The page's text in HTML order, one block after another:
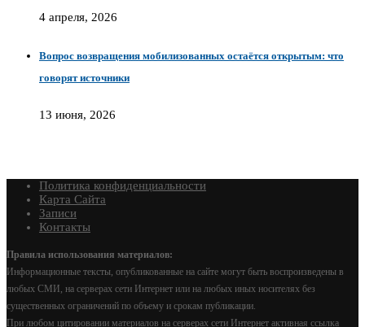
4 апреля, 2026
Вопрос возвращения мобилизованных остаётся открытым: что
говорят источники
13 июня, 2026
Политика конфиденциальности
Карта Сайта
Записи
Контакты
Правила использования материалов:
Информационные тексты, опубликованные на сайте могут быть воспроизведены в
любых СМИ, на серверах сети Интернет или на любых иных носителях без
существенных ограничений по объему и срокам публикации.
При любом цитировании материалов на серверах сети Интернет активная ссылка